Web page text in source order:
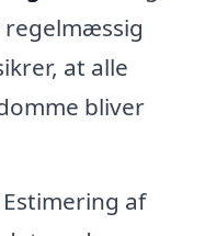
at alle
bliver
Estimering af